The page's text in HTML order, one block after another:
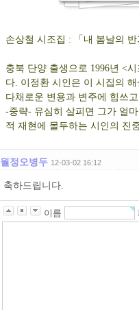
손상철 시조집 : 「내 봄날의
충북 단양 출생으로 1996년 <
다. 이정환 시인은 이 시집의
다채로운 변용과 변주에 힘쓰
-중략- 유심히 살피면 그가 얼
적 재현에 몰두하는 시인의 진
월정오병두 12-03-02 16:12
축하드립니다.
이름